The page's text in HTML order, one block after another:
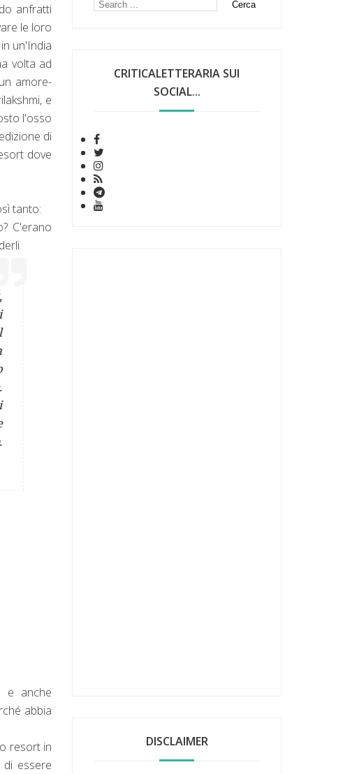
anfratti
le loro
un'India
volta ad
amore-
e
l'osso
di
dove
tanto:
C'erano
e anche
abbia
resort in
essere
CRITICALETTERARIA SUI
SOCIAL...
DISCLAIMER